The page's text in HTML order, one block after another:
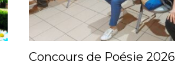
Concours de Poésie 2026